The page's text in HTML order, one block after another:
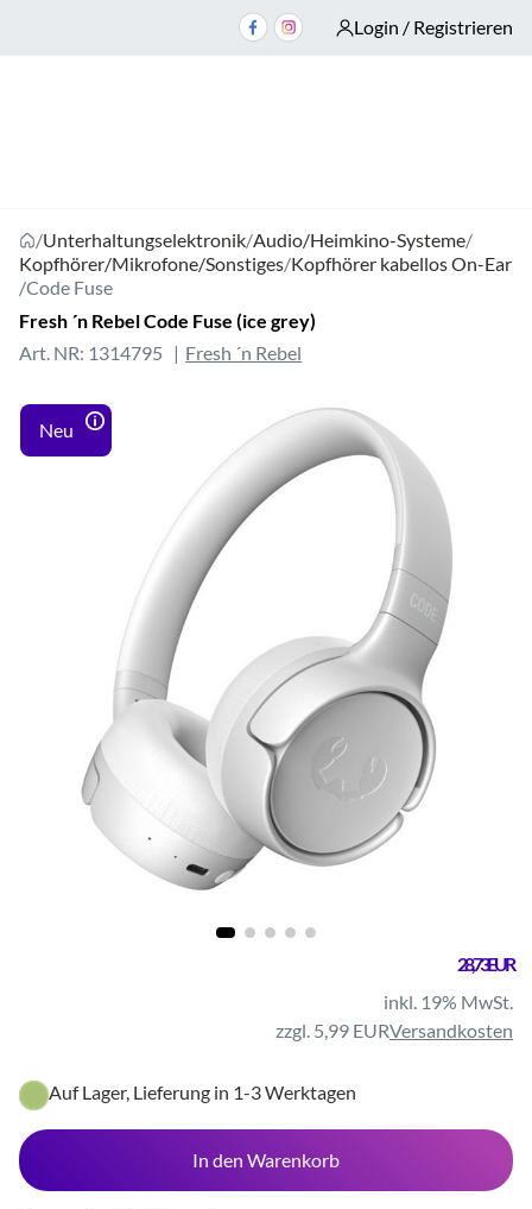
Login / Registrieren
/Unterhaltungselektronik/Audio/Heimkino-Systeme/
Kopfhörer/Mikrofone/Sonstiges/Kopfhörer kabellos On-Ear
/Code Fuse
Fresh ´n Rebel Code Fuse (ice grey)
Art. NR: 1314795
Fresh ´n Rebel
Neu
28,73 EUR
inkl. 19% MwSt.
zzgl. 5,99 EURVersandkosten
Auf Lager, Lieferung in 1-3 Werktagen
In den Warenkorb